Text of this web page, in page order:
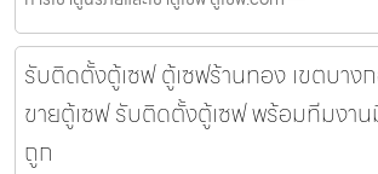
รับติดตั้งตู้เซฟ ตู้เซฟร้านทอง เขตบา
ขายตู้เซฟ รับติดตั้งตู้เซฟ พร้อมทีมงา
ถูก